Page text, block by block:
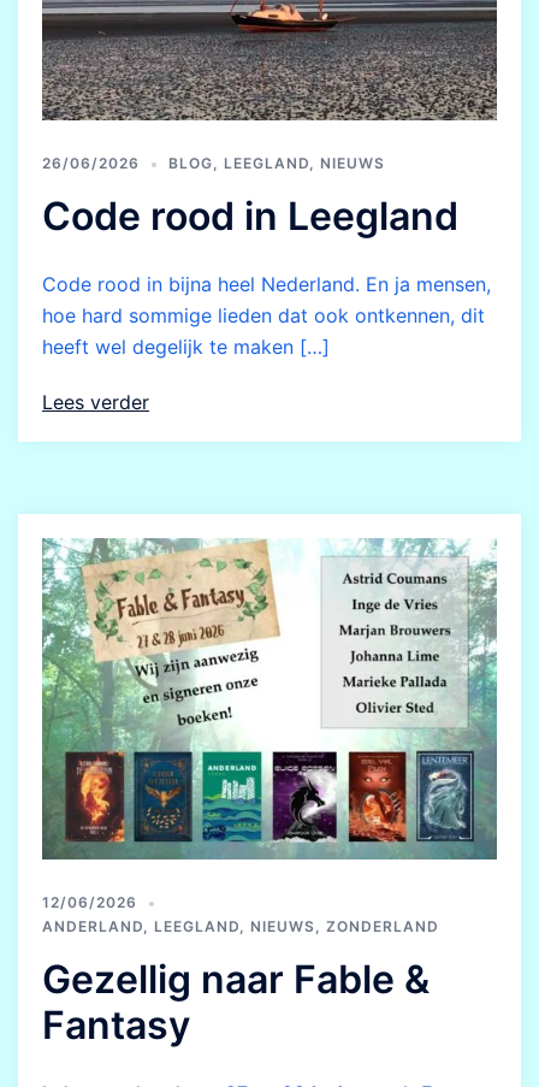
26/06/2026 BLOG LEEGLAND NIEUWS
Code rood in Leegland
Code rood in bijna heel Nederland. En ja mensen,
hoe hard sommige lieden dat ook ontkennen, dit
heeft wel degelijk te maken […]
Lees verder
12/06/2026
ANDERLAND
LEEGLAND NIEUWS ZONDERLAND
Gezellig naar Fable &
Fantasy